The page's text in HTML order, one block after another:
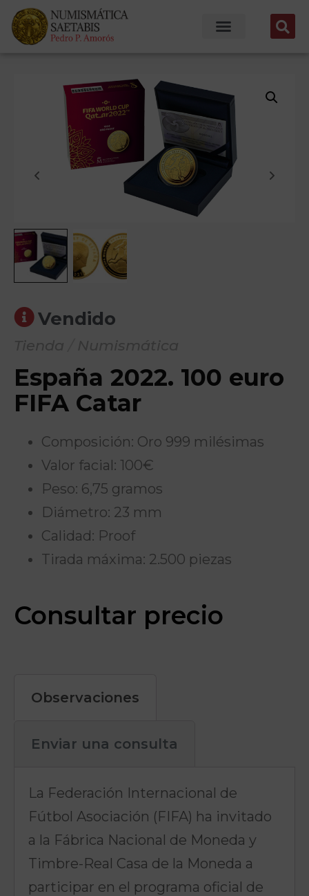
Vendido
España 2022. 100 euro
FIFA Catar
Composición: Oro 999 milésimas
Valor facial: 100€
Peso: 6,75 gramos
Diámetro: 23 mm
Calidad: Proof
Tirada máxima: 2.500 piezas
Consultar precio
Observaciones
Enviar una consulta
La Federación Internacional de
Fútbol Asociación (FIFA) ha invitado
a la Fábrica Nacional de Moneda y
Timbre-Real Casa de la Moneda a
participar en el programa oficial de